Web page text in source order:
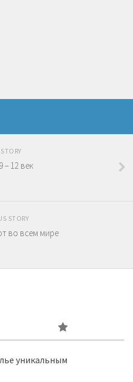
– 12 век
STORY
во всем мире
уникальным